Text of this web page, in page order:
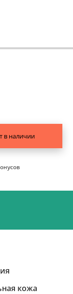
в наличии
кожа